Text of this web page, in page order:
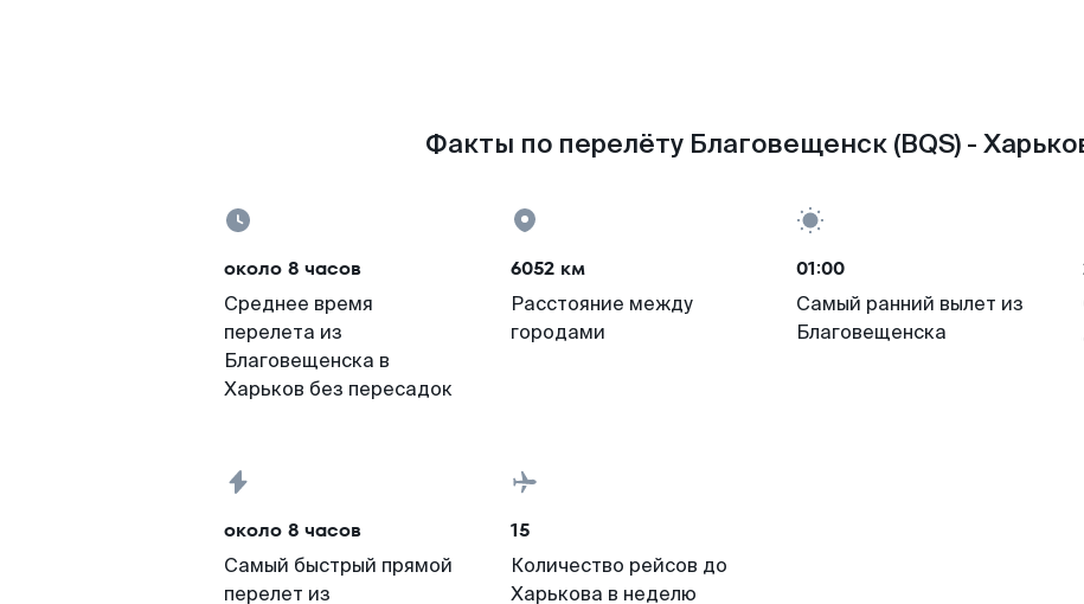
Факты по перелёту Благовещенск (BQS) -
около 8 часов
Среднее время
перелета из
Благовещенска в
Харьков без пересадок
6052 км
Расстояние между
городами
01:00
Самый ранний вылет из
Благовещенска
около 8 часов
Самый быстрый прямой
перелет из
15
Количество рейсов до
Харькова в неделю